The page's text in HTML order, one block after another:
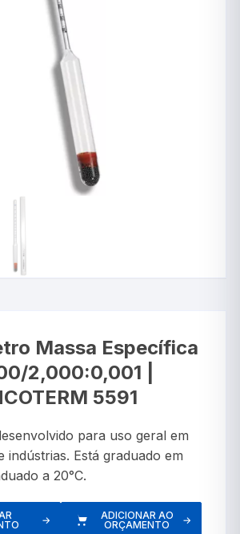
Massa Específica
2,000:0,001 |
5591
para uso geral em
indústrias. Está graduado em
a 20°C.
→
ADICIONAR AO
ORÇAMENTO
→